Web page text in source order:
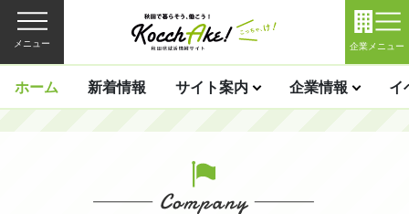
メニュー 企業メニュー
ホーム 新着情報 サイト案内 企業情報 イ